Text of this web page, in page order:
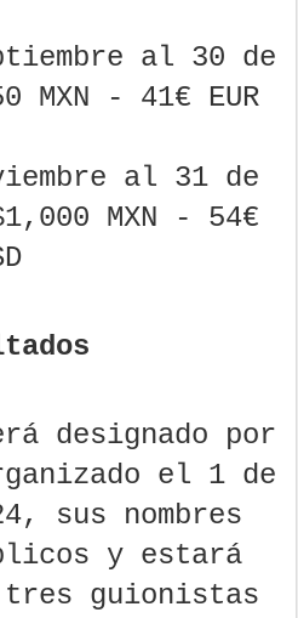
al 30 de
MXN - 41€ EUR
al 31 de
MXN - 54€
designado por
el 1 de
sus nombres
y estará
tres guionistas